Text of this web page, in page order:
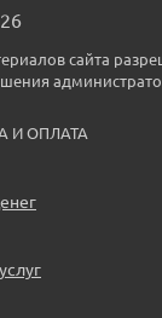
сайта
И ОПЛАТА